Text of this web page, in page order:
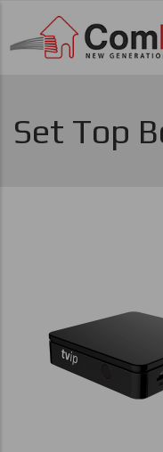
Премини
към
основното
Set Top